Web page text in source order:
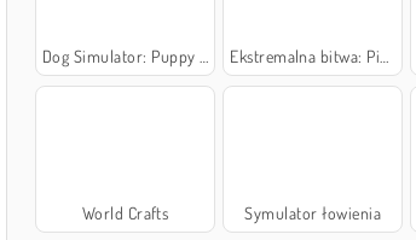
Dog Simulator: Puppy Craft Ekstremalna bitwa: Pikselowe Royale
World Crafts Symulator łowienia